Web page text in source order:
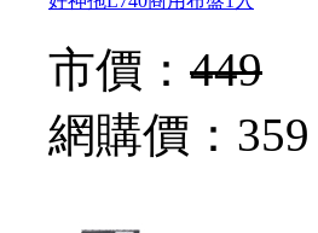
市價： 449
網購價： 359